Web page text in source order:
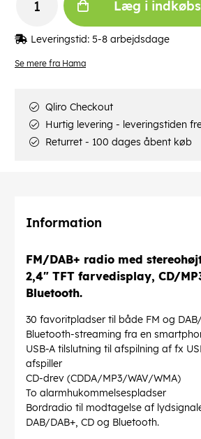
Se mere fra Hama
Læg i
Leveringstid: 5-8 arbejdsdage
Qliro Checkout
Hurtig levering - leveringstiden
Returret - 100 dages åbent køb
Information
FM/DAB+ radio med
2,4" TFT farvedisplay, CD/
Bluetooth.
30 favoritpladser til både FM og
Bluetooth-streaming fra en
USB-A tilslutning til afspilning af fx
afspiller
CD-drev (CDDA/MP3/WAV/WMA)
To alarmhukommelsespladser
Bordradio til modtagelse af
DAB/DAB+, CD og Bluetooth.